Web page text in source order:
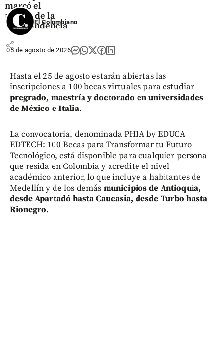
marcó el
rumbo de la
Independencia
share
El Colombiano
05 de agosto de 2026
Hasta el 25 de agosto estarán abiertas las
inscripciones a 100 becas virtuales para estudiar
pregrado, maestría y doctorado en universidades
de México e Italia.
La convocatoria, denominada PHIA by EDUCA
EDTECH: 100 Becas para Transformar tu Futuro
Tecnológico, está disponible para cualquier persona
que resida en Colombia y acredite el nivel
académico anterior, lo que incluye a habitantes de
Medellín y de los demás municipios de Antioquia,
desde Apartadó hasta Caucasia, desde Turbo hasta
Rionegro.